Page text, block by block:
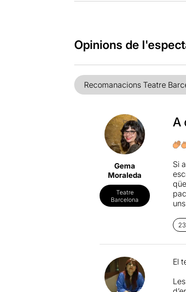
Opinions de
Recomanacions Teatre
Gema
Moraleda
Teatre
Barcelona
A
Si
El